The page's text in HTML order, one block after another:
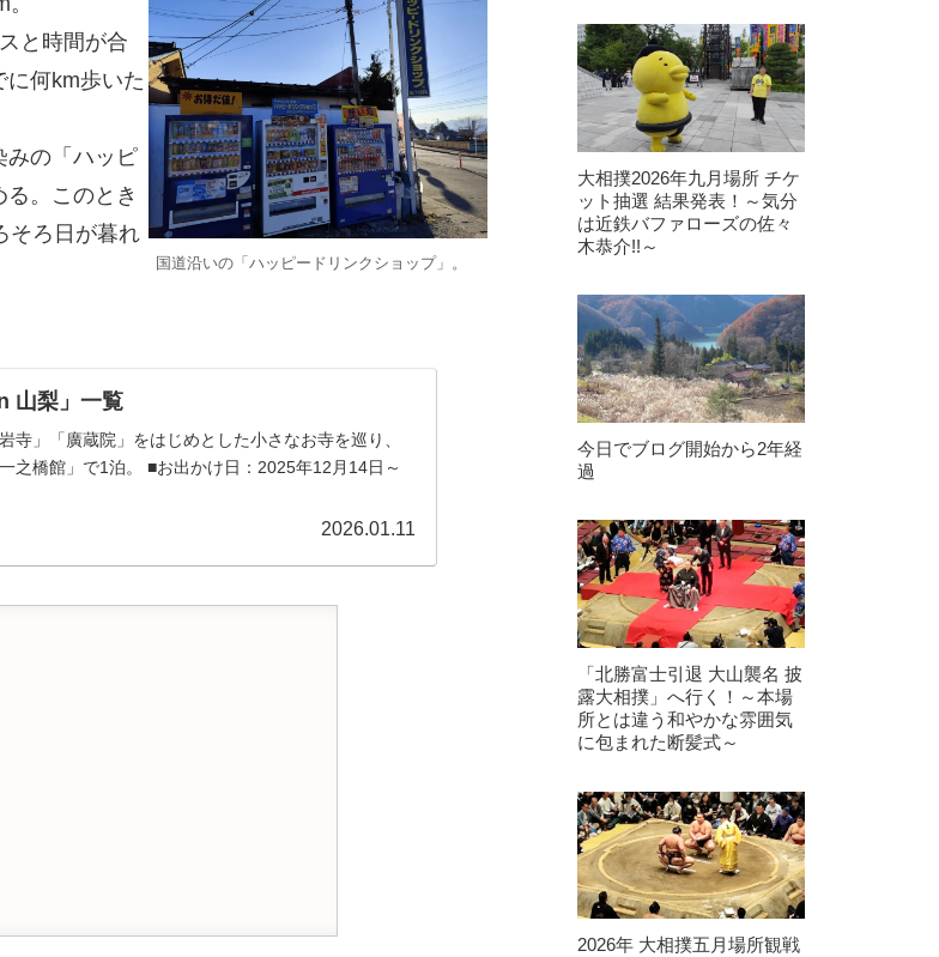
と時間が合
何km歩いた
みの「ハッピ
。このとき
そろ日が暮れ
国道沿いの「ハッピードリンクショップ」。
山梨」一覧
寺」「廣蔵院」をはじめとした小さなお寺を巡り、
之橋館」で1泊。 ■お出かけ日：2025年12月14日～
2026.01.11
大相撲2026年九月場所 チケ
ット抽選 結果発表！～気分
は近鉄バファローズの佐々
木恭介!!～
今日でブログ開始から2年経
過
「北勝富士引退 大山襲名 披
露大相撲」へ行く！～本場
所とは違う和やかな雰囲気
に包まれた断髪式～
2026年 大相撲五月場所観戦